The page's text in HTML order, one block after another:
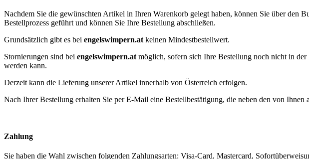
Nachdem Sie die gewünschten Artikel in Ihren Warenkorb gelegt haben, können Sie über den
Bestellprozess geführt und können Sie Ihre Bestellung abschließen.
Grundsätzlich gibt es bei engelswimpern.at keinen Mindestbestellwert.
Stornierungen sind bei engelswimpern.at möglich, sofern sich Ihre Bestellung noch nicht in
werden kann.
Derzeit kann die Lieferung unserer Artikel innerhalb von Österreich erfolgen.
Nach Ihrer Bestellung erhalten Sie per E-Mail eine Bestellbestätigung, die neben den von
Zahlung
Sie haben die Wahl zwischen folgenden Zahlungsarten: Visa-Card, Mastercard,